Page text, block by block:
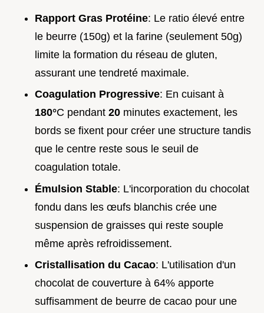
Rapport Gras Protéine: Le ratio élevé entre
le beurre (150g) et la farine (seulement 50g)
limite la formation du réseau de gluten,
assurant une tendreté maximale.
Coagulation Progressive: En cuisant à
180°C pendant 20 minutes exactement, les
bords se fixent pour créer une structure tandis
que le centre reste sous le seuil de
coagulation totale.
Émulsion Stable: L'incorporation du chocolat
fondu dans les œufs blanchis crée une
suspension de graisses qui reste souple
même après refroidissement.
Cristallisation du Cacao: L'utilisation d'un
chocolat de couverture à 64% apporte
suffisamment de beurre de cacao pour une